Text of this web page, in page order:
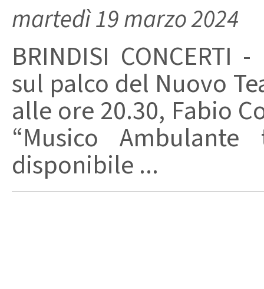
martedì 19 marzo 2024
BRINDISI CONCERTI
sul palco del Nuovo
alle ore 20.30, Fabio
“Musico
disponibile ...